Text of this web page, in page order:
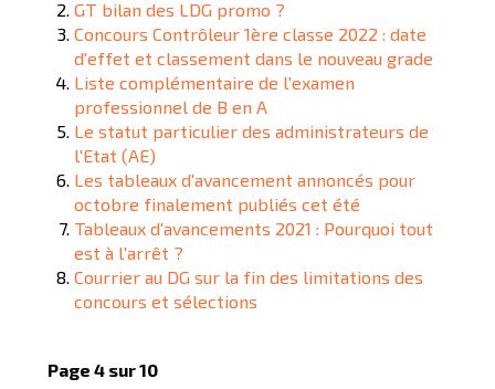
GT bilan des LDG promo ?
Concours Contrôleur 1ère classe 2022 : date
d'effet et classement dans le nouveau grade
Liste complémentaire de l'examen
professionnel de B en A
Le statut particulier des administrateurs de
l'Etat (AE)
Les tableaux d'avancement annoncés pour
octobre finalement publiés cet été
Tableaux d'avancements 2021 : Pourquoi tout
est à l'arrêt ?
Courrier au DG sur la fin des limitations des
concours et sélections
Page 4 sur 10